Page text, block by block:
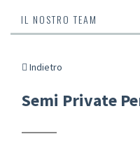
IL NOSTRO TEAM
Indietro
Semi Private